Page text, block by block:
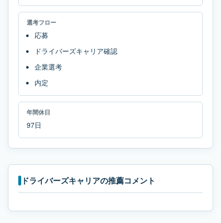
選考フロー
応募
ドライバーズキャリア確認
企業選考
内定
年間休日
97日
ドライバーズキャリアの推薦コメント